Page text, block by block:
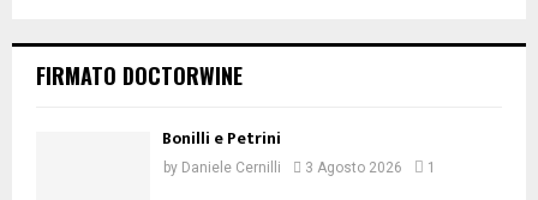
FIRMATO DOCTORWINE
Bonilli e Petrini
by Daniele Cernilli 3 Agosto 2026 1